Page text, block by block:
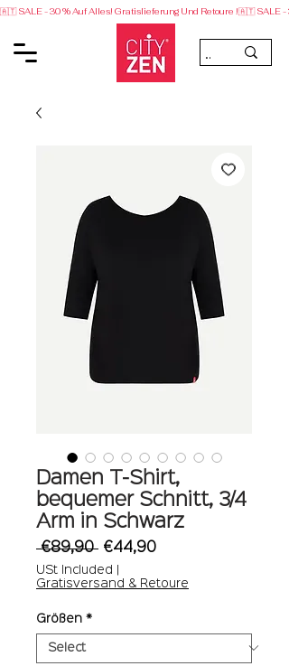
🇦🇹 SALE - 30 % Auf Alles! Gratislieferung Und Retoure !
Damen T-Shirt,
bequemer Schnitt, 3/4
Arm in Schwarz
€89,90 Regular
Price
€44,90Sale
USt Included
Gratisversand & Retoure
Größen *